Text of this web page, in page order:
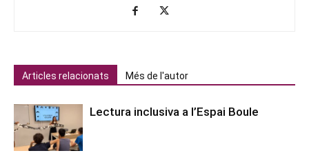
Articles relacionats Més de l'autor
Lectura inclusiva a l’Espai Boule